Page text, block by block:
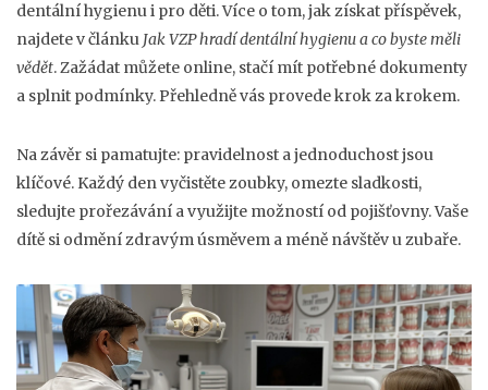
dentální hygienu i pro děti. Více o tom, jak získat příspěvek,
najdete v článku Jak VZP hradí dentální hygienu a co byste měli
vědět. Zažádat můžete online, stačí mít potřebné dokumenty
a splnit podmínky. Přehledně vás provede krok za krokem.
Na závěr si pamatujte: pravidelnost a jednoduchost jsou
klíčové. Každý den vyčistěte zoubky, omezte sladkosti,
sledujte prořezávání a využijte možností od pojišťovny. Vaše
dítě si odmění zdravým úsměvem a méně návštěv u zubaře.